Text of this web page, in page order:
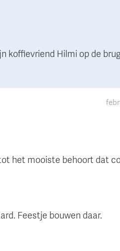
koffievriend Hilmi op de
het mooiste behoort dat
Feestje bouwen daar.